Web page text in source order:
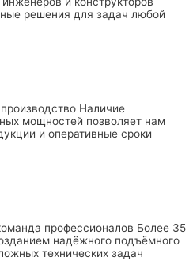
решения для задач любой
Наличие
мощностей позволяет нам
и оперативные сроки
профессионалов Более 35
надёжного подъёмного
технических задач